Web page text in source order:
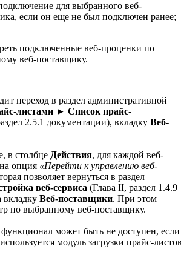
для выбранного веб-
если он еще не был подключен ранее;
подключенные веб-проценки по
веб-поставщику.
переход в раздел административной
листами ► Список прайс-
2.5.1 документации), вкладку Веб-
в столбце Действия, для каждой веб-
опция «Перейти к управлению веб-
позволяет вернуться в раздел
веб-сервиса (Глава II, раздел 1.4.9
вкладку Веб-поставщики. При этом
по выбранному веб-поставщику.
может быть не доступен, если
модуль загрузки прайс-